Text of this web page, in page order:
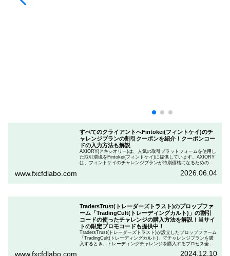
すべてのクライアントへFintokei(フィントケイ)のチ
ャレンジプランの割引クーポンを紹介！クーポンコー
ドの入力方法も解説
AXIORY(アキシオリー)は、人気の取引プラットフォームを使用し
た取引環境をFintokei(フィントケイ)に提供しています。AXIORY
は、フィントケイのチャレンジプランが特別価格になるためのク
ランを申し込むときのクーポンコードを入力して割引にする方法
www.fxcfdlabo.com 2026.06.04
TradersTrust(トレーダーズトラスト)のプロップファ
ーム「TradingCult(トレーディングカルト)」の割引
コードの使ったチャレンジの購入方法を解説！当サイ
トの限定プロモコードも提供中！
TradersTrust(トレーダーズトラスト)が設立したプロップファーム
「TradingCult(トレーディングカルト)」でチャレンジプランを購
入するとき、トレーディングチャレンジを購入するプロセス全体
ます。さらに、TradingCultがほぼ定期的に実施している割引コー
www.fxcfdlabo.com 2024.12.10